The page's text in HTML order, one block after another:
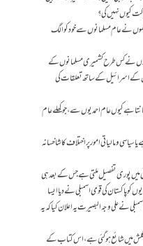
انھوں نے عام مسلمانوں سے خود کو الگ
انھوں نے کس طرح کشمیری مسلمانوں کے
کے اسرائیل کے ساتھ تعلقات کی
ہے کیوں عام احمدیوں سے ، جو کھلے عام
و مالیاتی امور پر اختلاف کا شاخسانہ
میں پوری تفصیل ملتی ہے جس کے بعد ہی
کو پاکستان کی قومی اسمبلی نے دیا ایسا
نے علی وجہ البصیرت یہ اعلان کیا کہ یہ
انگلش میں شائع ہو گئی ہے، اس کتاب کے